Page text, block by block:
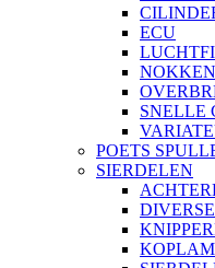
ECU
SNELLE
POETS
SIERDELEN